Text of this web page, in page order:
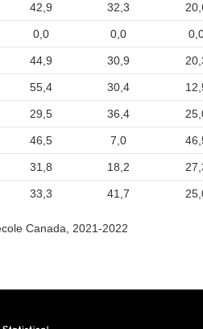
42,9 32,3
0,0 0,0
44,9 30,9
55,4 30,4
29,5 36,4
46,5 7,0
31,8 18,2
33,3 41,7
Canada, 2021-2022